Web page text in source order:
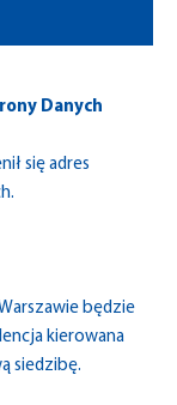
Danych
się adres
będzie
kierowana
siedzibę.